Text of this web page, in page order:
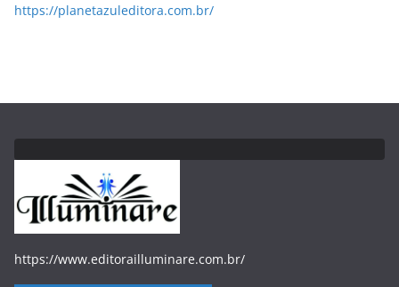
https://planetazuleditora.com.br/
https://www.editorailluminare.com.br/